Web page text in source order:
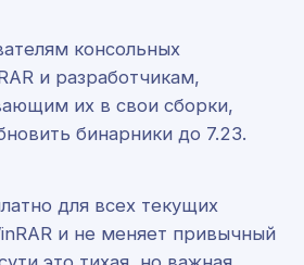
консольных
и разработчикам,
их в свои сборки,
бинарники до 7.23.
для всех текущих
и не меняет привычный